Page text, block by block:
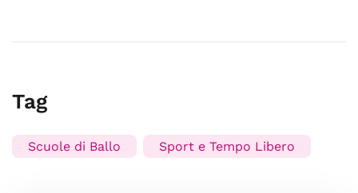
Tag
Scuole di Ballo Sport e Tempo Libero